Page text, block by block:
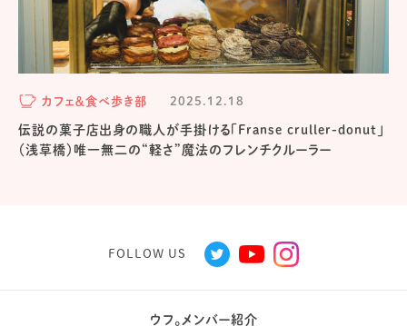
カフェ＆食べ歩き部 2025.12.18
伝説の菓子店出身の職人が手掛ける「Franse cruller-donut」
（浅草橋）唯一無二の“軽さ”魔法のフレンチクルーラー
FOLLOW US
ウフ。メンバー紹介